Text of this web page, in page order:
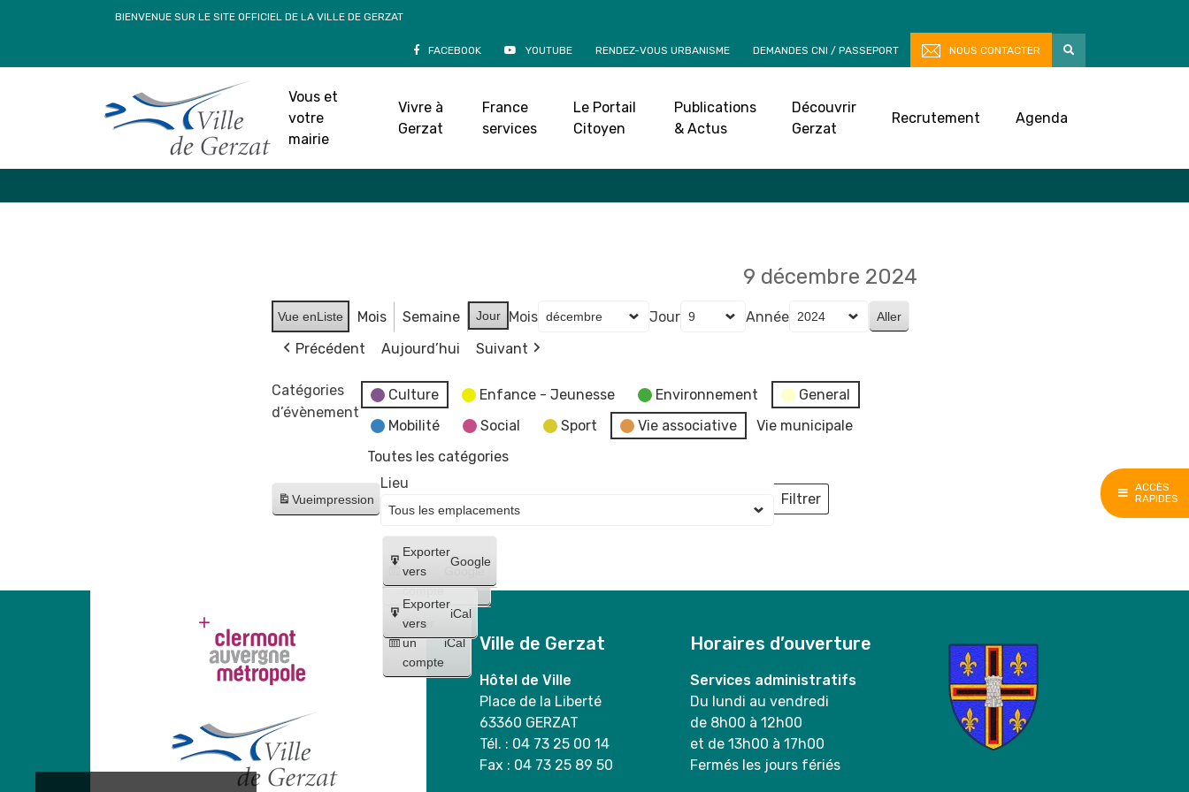
ACCÈS
RAPIDES
BIENVENUE SUR LE SITE OFFICIEL DE LA VILLE DE GERZAT
FACEBOOK YOUTUBE RENDEZ-VOUS URBANISME DEMANDES CNI / PASSEPORT NOUS CONTACTER
Vous et
votre
mairie
Vivre à
Gerzat
France
services
Le Portail
Citoyen
Publications
& Actus
Découvrir
Gerzat
Recrutement Agenda
Accueil»Agenda
9 décembre 2024
Vue enListe Mois Semaine Jour Mois Jour
Année
Précédent
Aujourd’hui Suivant
Catégories
d’évènement
Culture Enfance - Jeunesse Environnement
General
Mobilité
Social Sport Vie associative
Vie municipale
Toutes les catégories
Vueimpression
Créer
un
compte
Google
Créer
un
compte
iCal
Exporter
vers
Google
Exporter
vers
iCal
Lieu
Filtrer
Lieux
Ville de Gerzat
Hôtel de Ville
Place de la Liberté
63360 GERZAT
Tél. : 04 73 25 00 14
Fax : 04 73 25 89 50
Horaires d’ouverture
Services administratifs
Du lundi au vendredi
de 8h00 à 12h00
et de 13h00 à 17h00
Fermés les jours fériés